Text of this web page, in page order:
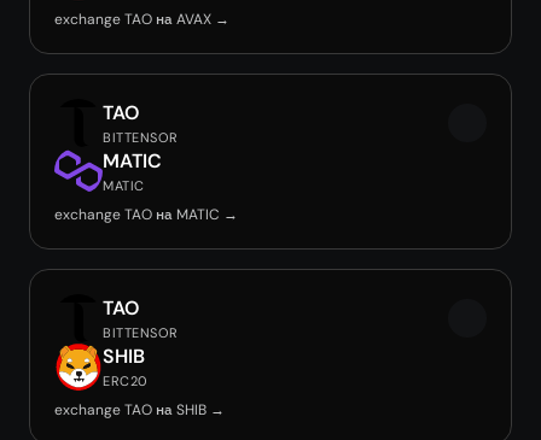
exchange TAO на AVAX →
TAO
BITTENSOR
MATIC
MATIC
exchange TAO на MATIC →
TAO
BITTENSOR
SHIB
ERC20
exchange TAO на SHIB →